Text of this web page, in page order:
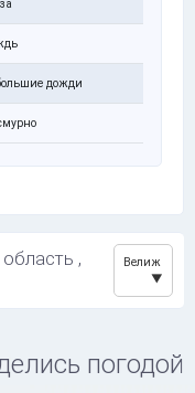
дожди
,
Велиж
погодой